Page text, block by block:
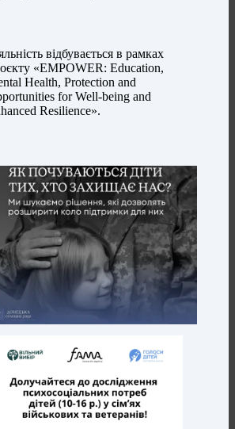
відбувається в рамках
«EMPOWER: Education,
Health, Protection and
for Well-being and
Resilience».